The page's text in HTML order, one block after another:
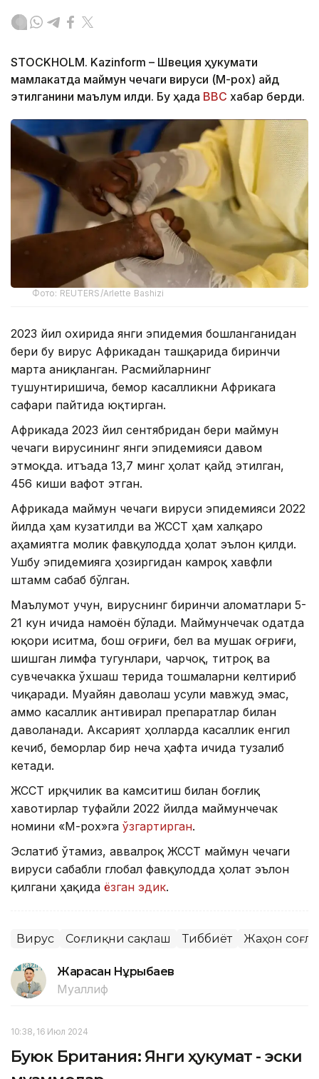
STOCKHOLM. Kazinform – Швеция ҳукумати
мамлакатда маймун чечаги вируси (M-pox) қайд
этилганини маълум қилди. Бу ҳақда BBC хабар берди.
Фото: REUTERS/Arlette Bashizi
2023 йил охирида янги эпидемия бошланганидан
бери бу вирус Африкадан ташқарида биринчи
марта аниқланган. Расмийларнинг
тушунтиришича, бемор касалликни Африкага
сафари пайтида юқтирган.
Африкада 2023 йил сентябридан бери маймун
чечаги вирусининг янги эпидемияси давом
этмоқда. Қитъада 13,7 минг ҳолат қайд этилган,
456 киши вафот этган.
Африкада маймун чечаги вируси эпидемияси 2022
йилда ҳам кузатилди ва ЖССТ ҳам халқаро
аҳамиятга молик фавқулодда ҳолат эълон қилди.
Ушбу эпидемияга ҳозиргидан камроқ хавфли
штамм сабаб бўлган.
Маълумот учун, вируснинг биринчи аломатлари 5-
21 кун ичида намоён бўлади. Маймунчечак одатда
юқори иситма, бош оғриғи, бел ва мушак оғриғи,
шишган лимфа тугунлари, чарчоқ, титроқ ва
сувчечакка ўхшаш терида тошмаларни келтириб
чиқаради. Муайян даволаш усули мавжуд эмас,
аммо касаллик антивирал препаратлар билан
даволанади. Аксарият ҳолларда касаллик енгил
кечиб, беморлар бир неча ҳафта ичида тузалиб
кетади.
ЖССТ ирқчилик ва камситиш билан боғлиқ
хавотирлар туфайли 2022 йилда маймунчечак
номини «М-pox»га ўзгартирган.
Эслатиб ўтамиз, аввалроқ ЖССТ маймун чечаги
вируси сабабли глобал фавқулодда ҳолат эълон
қилгани ҳақида ёзган эдик.
Вирус Соғлиқни сақлаш Тиббиёт Жаҳон
Жарасқан Нұрыбаев
Муаллиф
10:38, 16 Июл 2024
Буюк Британия: Янги ҳукумат - эски